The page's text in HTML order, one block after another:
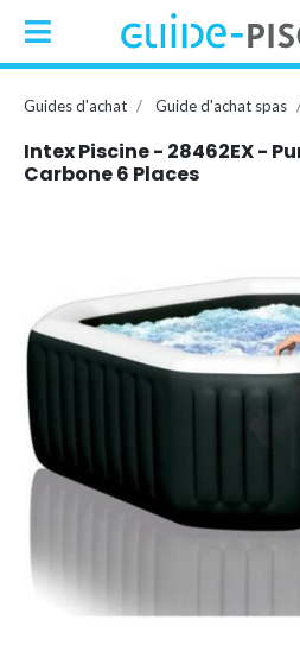
Guides d'achat Guide d'achat spas
Intex Piscine - 28462EX -
Carbone 6 Places